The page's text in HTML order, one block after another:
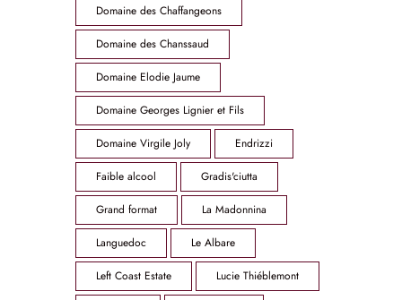
Domaine des Chaffangeons
Domaine des Chanssaud
Domaine Elodie Jaume
Domaine Georges Lignier et Fils
Domaine Virgile Joly Endrizzi
Faible alcool Gradis'ciutta
Grand format La Madonnina
Languedoc Le Albare
Left Coast Estate Lucie Thiéblemont